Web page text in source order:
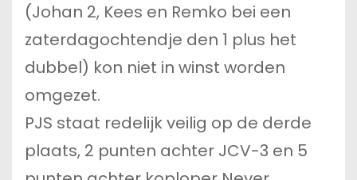
(Johan 2, Kees en Remko bei een
zaterdagochtendje den 1 plus het
dubbel) kon niet in winst worden
omgezet.
PJS staat redelijk veilig op de derde
plaats, 2 punten achter JCV-3 en 5